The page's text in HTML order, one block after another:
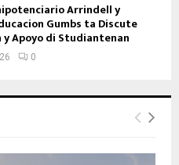
Arrindell y
Gumbs ta Discute
Apoyo di Studiantenan
0